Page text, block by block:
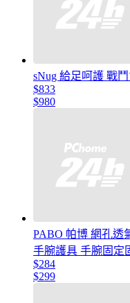
sNug 給足呵護 戰
$833
$980
PABO 帕博 網孔透
手腕護具 手腕固定
$284
$299